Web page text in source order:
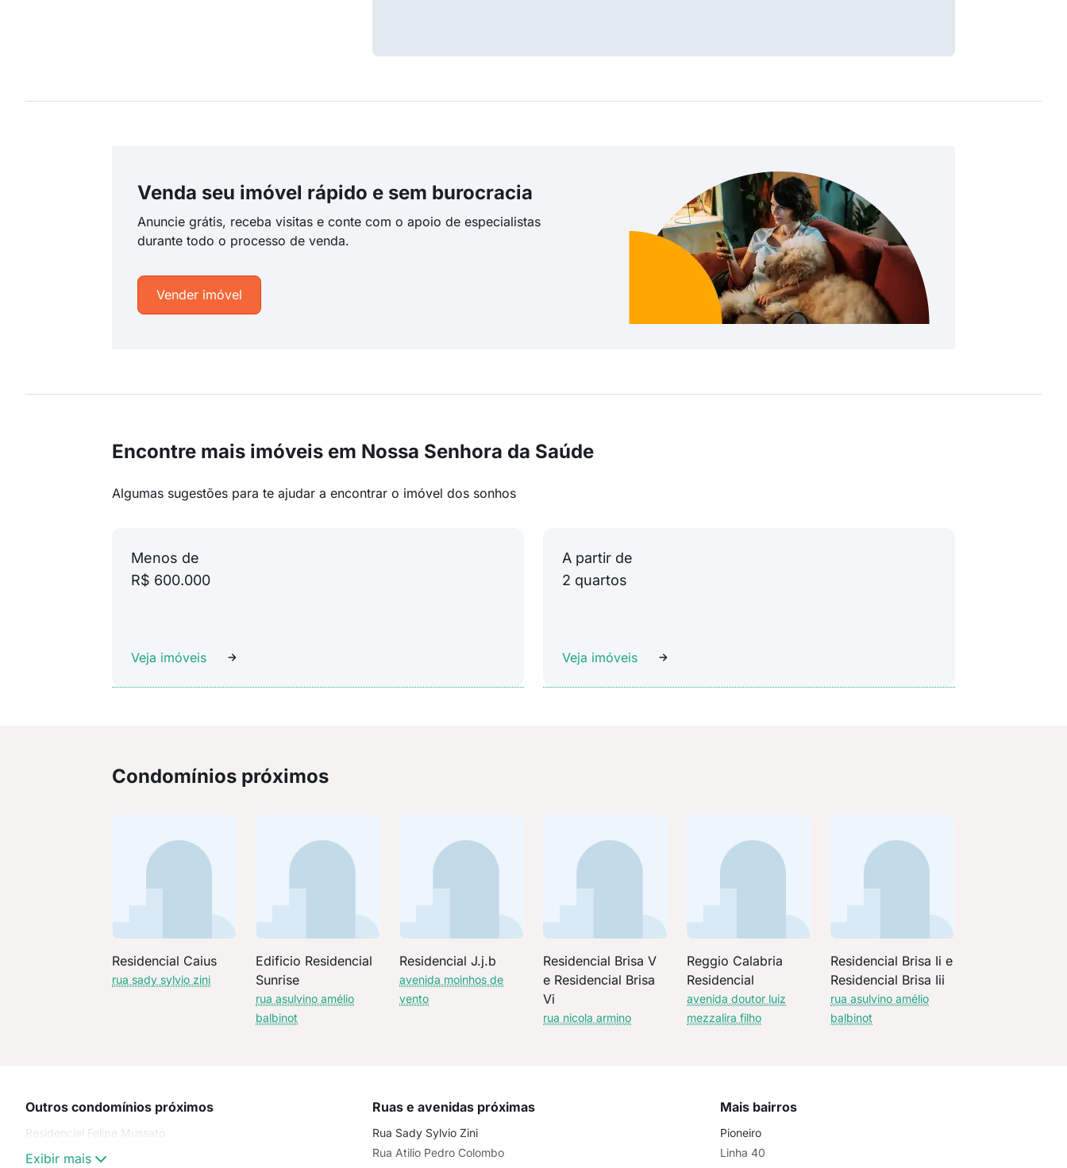
Venda seu imóvel rápido e sem burocracia
Anuncie grátis, receba visitas e conte com o apoio de especialistas
durante todo o processo de venda.
Vender imóvel
Encontre mais imóveis em Nossa Senhora da Saúde
Algumas sugestões para te ajudar a encontrar o imóvel dos sonhos
Menos de
R$ 600.000
Veja imóveis
A partir de
2 quartos
Veja imóveis
Condomínios próximos
Residencial Caius
rua sady sylvio zini
Edificio Residencial
Sunrise
rua asulvino amélio
balbinot
Residencial J.j.b
avenida moinhos de
vento
Residencial Brisa V
e Residencial Brisa
Vi
rua nicola armino
Reggio Calabria
Residencial
avenida doutor luiz
mezzalira filho
Residencial Brisa Ii e
Residencial Brisa Iii
rua asulvino amélio
balbinot
Outros condomínios próximos
Residencial Felipe Mussato
Exibir mais
Ruas e avenidas próximas
Rua Sady Sylvio Zini
Rua Atilio Pedro Colombo
Mais bairros
Pioneiro
Linha 40